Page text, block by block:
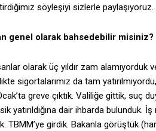
söyleşiyi sizlerle paylaşıyoruz.
genel olarak bahsedebilir misiniz?
olarak üç yıldır zam
sigortalarımız da tam
greve çıktık. Valiliğe gittik, suç
yatırıldığına dair ihbarda
TBMM’ye girdik. Bakanla görüştük